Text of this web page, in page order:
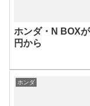
ホンダ・N BOX
円から
ホンダ